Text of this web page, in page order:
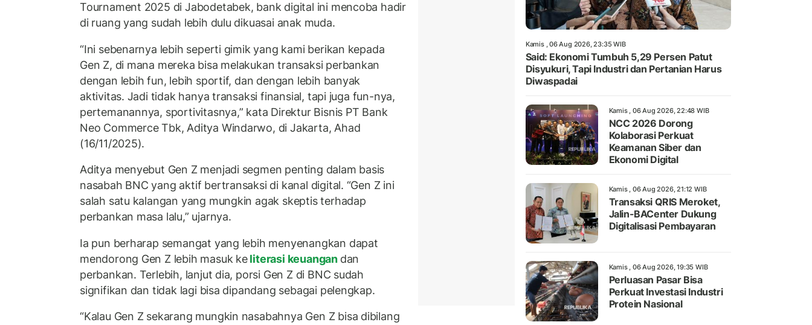
Tournament 2025 di Jabodetabek, bank digital ini mencoba hadir
di ruang yang sudah lebih dulu dikuasai anak muda.
“Ini sebenarnya lebih seperti gimik yang kami berikan kepada
Gen Z, di mana mereka bisa melakukan transaksi perbankan
dengan lebih fun, lebih sportif, dan dengan lebih banyak
aktivitas. Jadi tidak hanya transaksi finansial, tapi juga fun-nya,
pertemanannya, sportivitasnya,” kata Direktur Bisnis PT Bank
Neo Commerce Tbk, Aditya Windarwo, di Jakarta, Ahad
(16/11/2025).
Aditya menyebut Gen Z menjadi segmen penting dalam basis
nasabah BNC yang aktif bertransaksi di kanal digital. “Gen Z ini
salah satu kalangan yang mungkin agak skeptis terhadap
perbankan masa lalu,” ujarnya.
Ia pun berharap semangat yang lebih menyenangkan dapat
mendorong Gen Z lebih masuk keliterasi keuangan dan
perbankan. Terlebih, lanjut dia, porsi Gen Z di BNC sudah
signifikan dan tidak lagi bisa dipandang sebagai pelengkap.
“Kalau Gen Z sekarang mungkin nasabahnya Gen Z bisa dibilang
Kamis , 06 Aug 2026, 23:35 WIB
Said: Ekonomi Tumbuh 5,29 Persen Patut
Disyukuri, Tapi Industri dan Pertanian Harus
Diwaspadai
Kamis , 06 Aug 2026, 22:48 WIB
NCC 2026 Dorong
Kolaborasi Perkuat
Keamanan Siber dan
Ekonomi Digital
Kamis , 06 Aug 2026, 21:12 WIB
Transaksi QRIS Meroket,
Jalin-BACenter Dukung
Digitalisasi Pembayaran
Kamis , 06 Aug 2026, 19:35 WIB
Perluasan Pasar Bisa
Perkuat Investasi Industri
Protein Nasional